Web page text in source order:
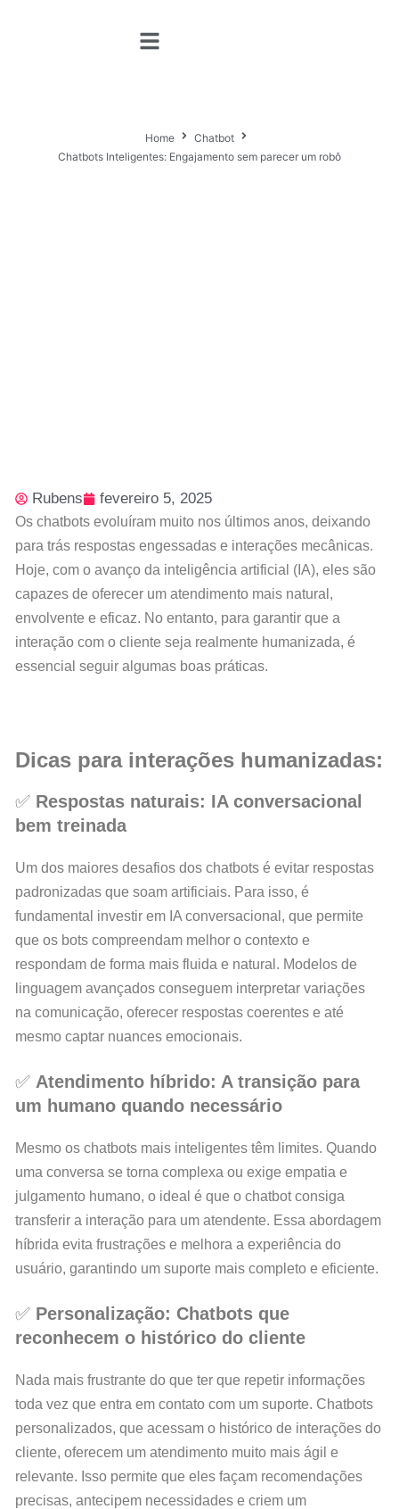
Home
Chatbot
Chatbots Inteligentes: Engajamento sem parecer um robô
Rubens fevereiro 5, 2025
Os chatbots evoluíram muito nos últimos anos, deixando
para trás respostas engessadas e interações mecânicas.
Hoje, com o avanço da inteligência artificial (IA), eles são
capazes de oferecer um atendimento mais natural,
envolvente e eficaz. No entanto, para garantir que a
interação com o cliente seja realmente humanizada, é
essencial seguir algumas boas práticas.
Dicas para interações humanizadas:
✅ Respostas naturais: IA conversacional
bem treinada
Um dos maiores desafios dos chatbots é evitar respostas
padronizadas que soam artificiais. Para isso, é
fundamental investir em IA conversacional, que permite
que os bots compreendam melhor o contexto e
respondam de forma mais fluida e natural. Modelos de
linguagem avançados conseguem interpretar variações
na comunicação, oferecer respostas coerentes e até
mesmo captar nuances emocionais.
✅ Atendimento híbrido: A transição para
um humano quando necessário
Mesmo os chatbots mais inteligentes têm limites. Quando
uma conversa se torna complexa ou exige empatia e
julgamento humano, o ideal é que o chatbot consiga
transferir a interação para um atendente. Essa abordagem
híbrida evita frustrações e melhora a experiência do
usuário, garantindo um suporte mais completo e eficiente.
✅ Personalização: Chatbots que
reconhecem o histórico do cliente
Nada mais frustrante do que ter que repetir informações
toda vez que entra em contato com um suporte. Chatbots
personalizados, que acessam o histórico de interações do
cliente, oferecem um atendimento muito mais ágil e
relevante. Isso permite que eles façam recomendações
precisas, antecipem necessidades e criem um